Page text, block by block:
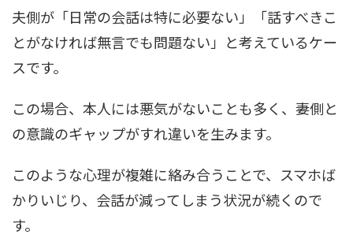
夫側が「日常の会話は特に必要ない」「話すべきこ
とがなければ無言でも問題ない」と考えているケー
スです。
この場合、本人には悪気がないことも多く、妻側と
の意識のギャップがすれ違いを生みます。
このような心理が複雑に絡み合うことで、スマホば
かりいじり、会話が減ってしまう状況が続くので
す。